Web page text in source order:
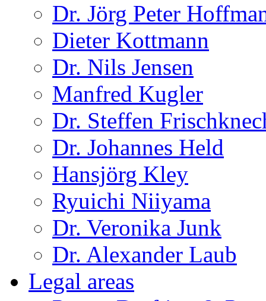
Dr. Jörg Peter
Dieter Kottmann
Dr. Nils Jensen
Manfred Kugler
Dr. Steffen
Dr. Johannes Held
Hansjörg Kley
Ryuichi Niiyama
Dr. Veronika Junk
Dr. Alexander Laub
Legal areas